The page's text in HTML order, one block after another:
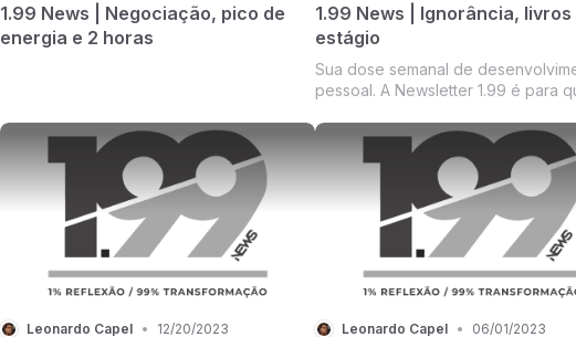
1.99 News | Negociação, pico de
energia e 2 horas
1.99 News | Ignorância, livros
estágio
Sua dose semanal de
pessoal. A Newsletter 1.99 é para quem é
mais. 1% Reflexão / 99%
Leonardo Capel • 12/20/2023 Leonardo Capel • 06/01/2023